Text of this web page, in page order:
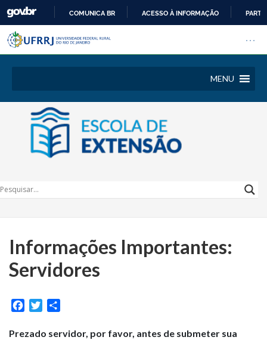
COMUNICA BR ACESSO À INFORMAÇÃO
Pular barra institucional
Barra institucional da
MENU
Informações Importantes:
Servidores
Facebook
Twitter
Prezado servidor, por favor, antes de submeter sua